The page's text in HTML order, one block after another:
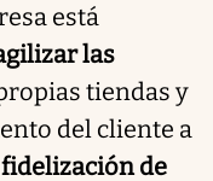
está
las
tiendas y
del cliente a
de